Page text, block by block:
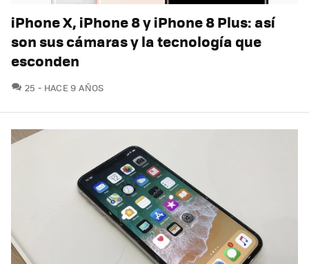
iPhone X, iPhone 8 y iPhone 8 Plus: así
son sus cámaras y la tecnología que
esconden
25 COMENTARIOS
HACE 9 AÑOS